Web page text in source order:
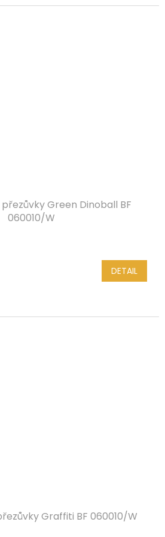
Green Dinoball BF
060010/W
DETAIL
Graffiti BF 060010/W